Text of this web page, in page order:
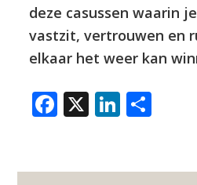
deze casussen waarin
vastzit, vertrouwen en
elkaar het weer kan
F X Li